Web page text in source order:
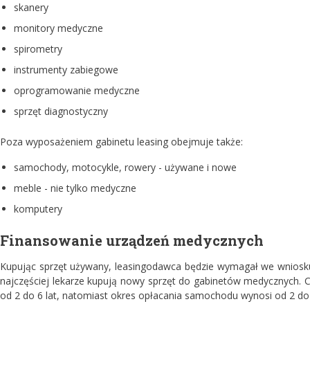
skanery
monitory medyczne
spirometry
instrumenty zabiegowe
oprogramowanie medyczne
sprzęt diagnostyczny
Poza wyposażeniem gabinetu leasing obejmuje także:
samochody, motocykle, rowery - używane i nowe
meble - nie tylko medyczne
komputery
Finansowanie urządzeń medycznych
Kupując sprzęt używany, leasingodawca będzie wymagał we
najczęściej lekarze kupują nowy sprzęt do gabinetów medycznych.
od 2 do 6 lat, natomiast okres opłacania samochodu wynosi od 2